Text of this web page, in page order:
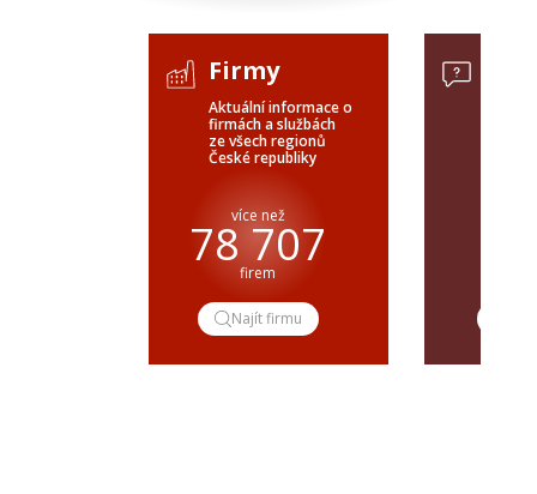
Firmy
Aktuální informace o
firmách a službách
ze všech regionů
České republiky
více než
78 707
firem
Najít firmu